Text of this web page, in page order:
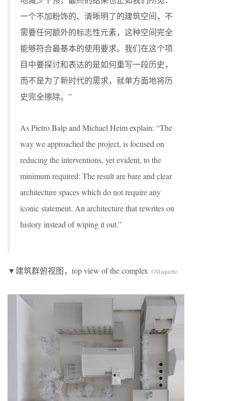
一个不加粉饰的、清晰明了的建筑空间，不
需要任何额外的标志性元素，这种空间完全
能够符合最基本的使用要求。我们在这个项
目中要探讨和表达的是如何重写一段历史，
而不是为了新时代的需求，就单方面地将历
史完全擦除。”
As Pietro Balp and Michael Heim explain: “The
way we approached the project, is focused on
reducing the interventions, yet evident, to the
minimum required: The result are bare and clear
architecture spaces which do not require any
iconic statement. An architecture that rewrites on
history instead of wiping it out.”
▼建筑群俯视图，top view of the complex ©Maquette